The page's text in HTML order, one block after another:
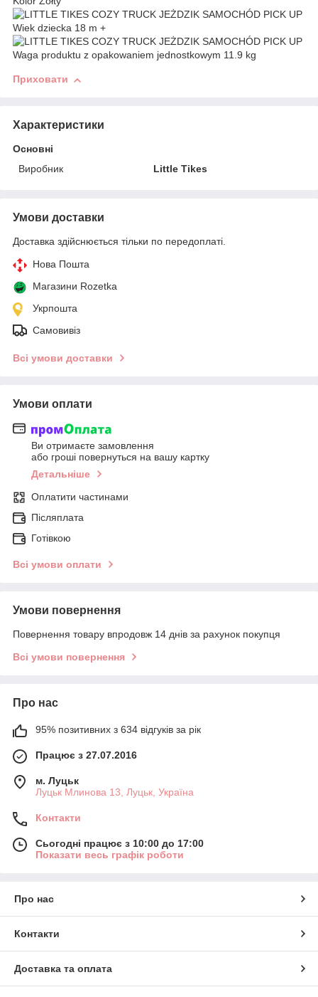
Приховати
Характеристики
Основні
Виробник
Little Tikes
Умови доставки
Доставка здійснюється тільки по передоплаті.
Нова Пошта
Магазини Rozetka
Укрпошта
Самовивіз
Всі умови доставки
Умови оплати
Ви отримаєте замовлення
або гроші повернуться на вашу картку
Детальніше
Оплатити частинами
Післяплата
Готівкою
Всі умови оплати
Умови повернення
Повернення товару впродовж 14 днів за рахунок покупця
Всі умови повернення
Про нас
95% позитивних з 634 відгуків за рік
Працює з 27.07.2016
м. Луцьк
Луцьк Млинова 13, Луцьк, Україна
Контакти
Сьогодні працює з 10:00 до 17:00
Показати весь графік роботи
Про нас
Контакти
Доставка та оплата